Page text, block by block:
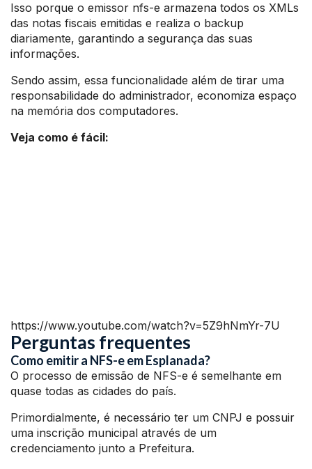
Isso porque o emissor nfs-e armazena todos os XMLs
das notas fiscais emitidas e realiza o backup
diariamente, garantindo a segurança das suas
informações.
Sendo assim, essa funcionalidade além de tirar uma
responsabilidade do administrador, economiza espaço
na memória dos computadores.
Veja como é fácil:
https://www.youtube.com/watch?v=5Z9hNmYr-7U
Perguntas frequentes
Como emitir a NFS-e em Esplanada?
O processo de emissão de NFS-e é semelhante em
quase todas as cidades do país.
Primordialmente, é necessário ter um CNPJ e possuir
uma inscrição municipal através de um
credenciamento junto a Prefeitura.